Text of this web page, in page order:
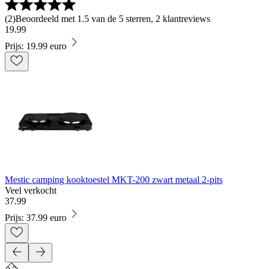
(2)Beoordeeld met 1.5 van de 5 sterren, 2 klantreviews
19.99
Prijs: 19.99 euro
Mestic camping kooktoestel MKT-200 zwart metaal 2-pits
Veel verkocht
37.99
Prijs: 37.99 euro